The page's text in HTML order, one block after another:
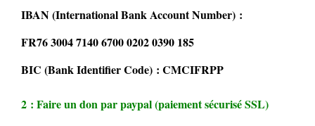
IBAN (International Bank Account Number) :
FR76 3004 7140 6700 0202 0390 185
BIC (Bank Identifier Code) : CMCIFRPP
2 : Faire un don par paypal (paiement sécurisé SSL)